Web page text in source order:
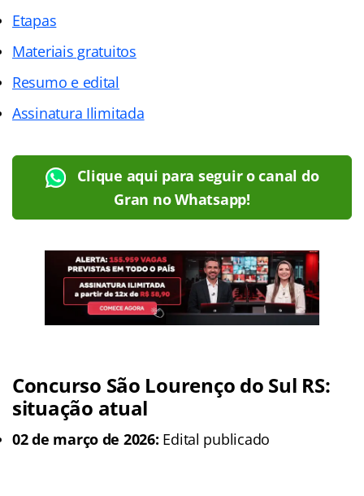
Etapas
Materiais gratuitos
Resumo e edital
Assinatura Ilimitada
Clique aqui para seguir o canal do
Gran no Whatsapp!
Concurso São Lourenço do Sul RS:
situação atual
02 de março de 2026: Edital publicado